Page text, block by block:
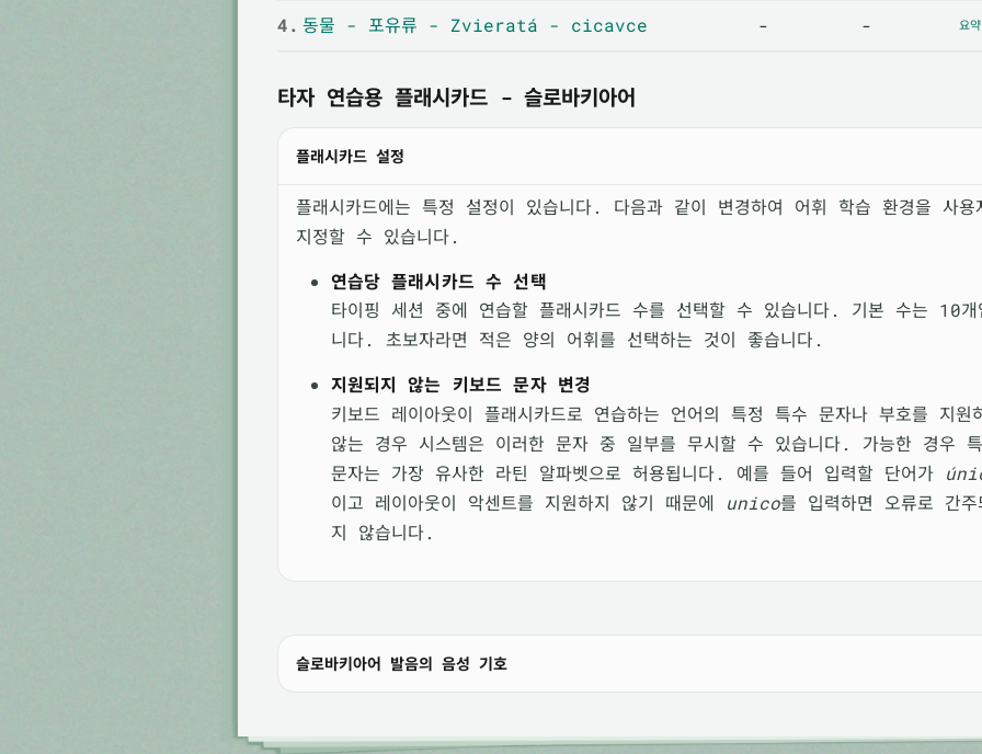
4. 동물 - 포유류 - Zvieratá - cicavce - - 요약
타자 연습용 플래시카드 - 슬로바키아어
플래시카드 설정
플래시카드에는 특정 설정이 있습니다. 다음과 같이 변경하여 어휘 학습 환경을 사용
지정할 수 있습니다.
연습당 플래시카드 수 선택
타이핑 세션 중에 연습할 플래시카드 수를 선택할 수 있습니다. 기본 수는 10개
니다. 초보자라면 적은 양의 어휘를 선택하는 것이 좋습니다.
지원되지 않는 키보드 문자 변경
키보드 레이아웃이 플래시카드로 연습하는 언어의 특정 특수 문자나 부호를 지원
않는 경우 시스템은 이러한 문자 중 일부를 무시할 수 있습니다. 가능한 경우
문자는 가장 유사한 라틴 알파벳으로 허용됩니다. 예를 들어 입력할 단어가
이고 레이아웃이 악센트를 지원하지 않기 때문에
unico를 입력하면 오류로 간주
지 않습니다.
슬로바키아어 발음의 음성 기호